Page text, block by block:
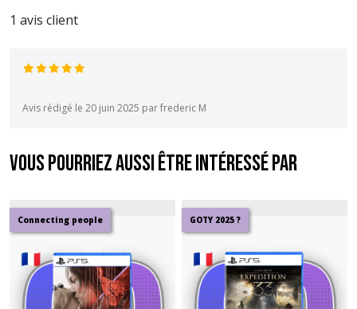
1 avis client
Avis rédigé le 20 juin 2025 par frederic M
Vous pourriez aussi être intéressé par
Connecting people GOTY 2025 ?